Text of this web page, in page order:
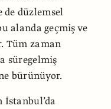
de düzlemsel
alanda geçmiş ve
Tüm zaman
süregelmiş
bürünüyor.
İstanbul’da